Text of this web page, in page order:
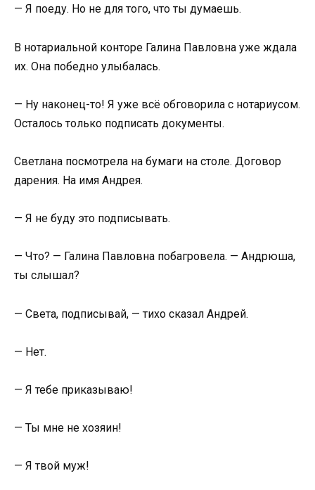
— Я поеду. Но не для того, что ты думаешь.
В нотариальной конторе Галина Павловна уже ждала
их. Она победно улыбалась.
— Ну наконец-то! Я уже всё обговорила с нотариусом.
Осталось только подписать документы.
Светлана посмотрела на бумаги на столе. Договор
дарения. На имя Андрея.
— Я не буду это подписывать.
— Что? — Галина Павловна побагровела. — Андрюша,
ты слышал?
— Света, подписывай, — тихо сказал Андрей.
— Нет.
— Я тебе приказываю!
— Ты мне не хозяин!
— Я твой муж!